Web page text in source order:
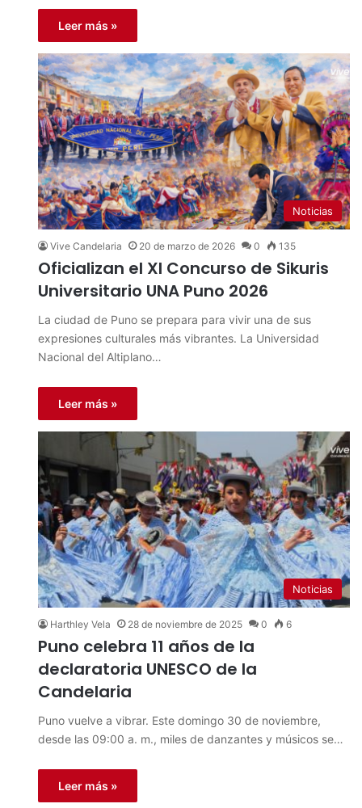
Leer más »
Noticias
Vive Candelaria 20 de marzo de 2026 0 135
Oficializan el XI Concurso de Sikuris
Universitario UNA Puno 2026
La ciudad de Puno se prepara para vivir una de sus
expresiones culturales más vibrantes. La Universidad
Nacional del Altiplano…
Leer más »
Noticias
Harthley Vela 28 de noviembre de 2025 0 6
Puno celebra 11 años de la
declaratoria UNESCO de la
Candelaria
Puno vuelve a vibrar. Este domingo 30 de noviembre,
desde las 09:00 a. m., miles de danzantes y músicos se…
Leer más »